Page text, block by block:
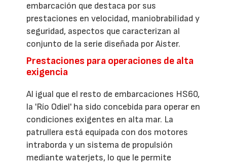
embarcación que destaca por sus
prestaciones en velocidad, maniobrabilidad y
seguridad, aspectos que caracterizan al
conjunto de la serie diseñada por Aister.
Prestaciones para operaciones de alta
exigencia
Al igual que el resto de embarcaciones HS60,
la 'Río Odiel' ha sido concebida para operar en
condiciones exigentes en alta mar. La
patrullera está equipada con dos motores
intraborda y un sistema de propulsión
mediante waterjets, lo que le permite